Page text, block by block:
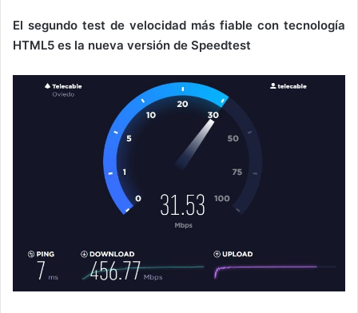
El segundo test de velocidad más fiable con tecnología
HTML5 es la nueva versión de Speedtest